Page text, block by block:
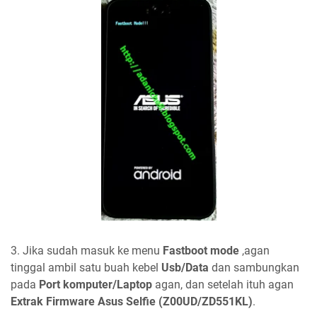
3. Jika sudah masuk ke menu Fastboot mode ,agan
tinggal ambil satu buah kebel Usb/Data dan sambungkan
pada Port komputer/Laptop agan, dan setelah ituh agan
Extrak Firmware Asus Selfie (Z00UD/ZD551KL).